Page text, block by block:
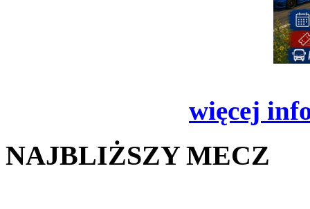
więcej
NAJBLIŻSZY MECZ